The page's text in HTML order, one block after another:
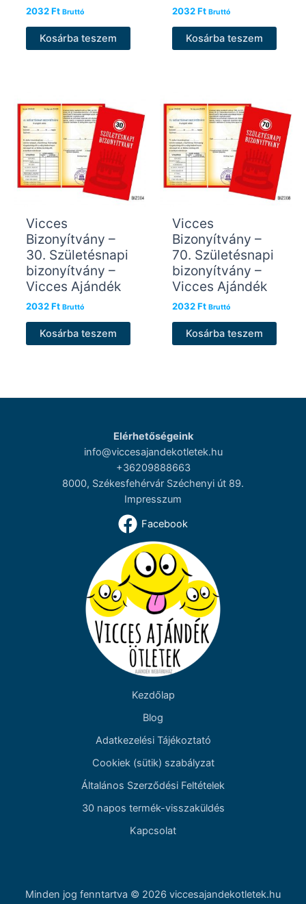
2032Ft Bruttó
Kosárba teszem
2032Ft Bruttó
Kosárba teszem
Vicces
Bizonyítvány –
30. Születésnapi
bizonyítvány –
Vicces Ajándék
2032Ft Bruttó
Kosárba teszem
Vicces
Bizonyítvány –
70. Születésnapi
bizonyítvány –
Vicces Ajándék
2032Ft Bruttó
Kosárba teszem
Elérhetőségeink
info@viccesajandekotletek.hu
+36209888663
8000, Székesfehérvár Széchenyi út 89.
Impresszum
Facebook
Kezdőlap
Blog
Adatkezelési Tájékoztató
Cookiek (sütik) szabályzat
Általános Szerződési Feltételek
30 napos termék-visszaküldés
Kapcsolat
Minden jog fenntartva © 2026 viccesajandekotletek.hu